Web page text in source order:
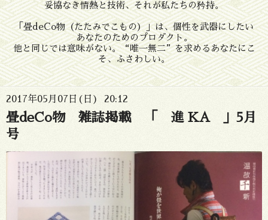
妥協なき情熱と技術、それが私たちの矜持。
「畳deCo物（たたみでこもの）」は、個性を武器にしたい
あなたのためのプロダクト。
他と同じでは意味がない。“唯一無二”を求めるあなたにこ
そ、ふさわしい。
2017年05月07日(日) 20:12
畳deCo物 雑誌掲載 「 進 KA 」5月
号